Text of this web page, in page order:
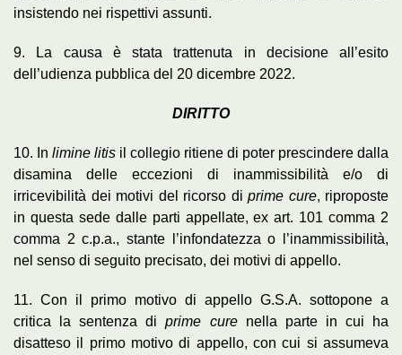
insistendo nei rispettivi assunti.
9. La causa è stata trattenuta in decisione all’esito
dell’udienza pubblica del 20 dicembre 2022.
DIRITTO
10. In limine litis il collegio ritiene di poter prescindere dalla
disamina delle eccezioni di inammissibilità e/o di
irricevibilità dei motivi del ricorso di prime cure, riproposte
in questa sede dalle parti appellate, ex art. 101 comma 2
comma 2 c.p.a., stante l’infondatezza o l’inammissibilità,
nel senso di seguito precisato, dei motivi di appello.
11. Con il primo motivo di appello G.S.A. sottopone a
critica la sentenza diprime curenella parte in cui ha
disatteso il primo motivo di appello, con cui si assumeva